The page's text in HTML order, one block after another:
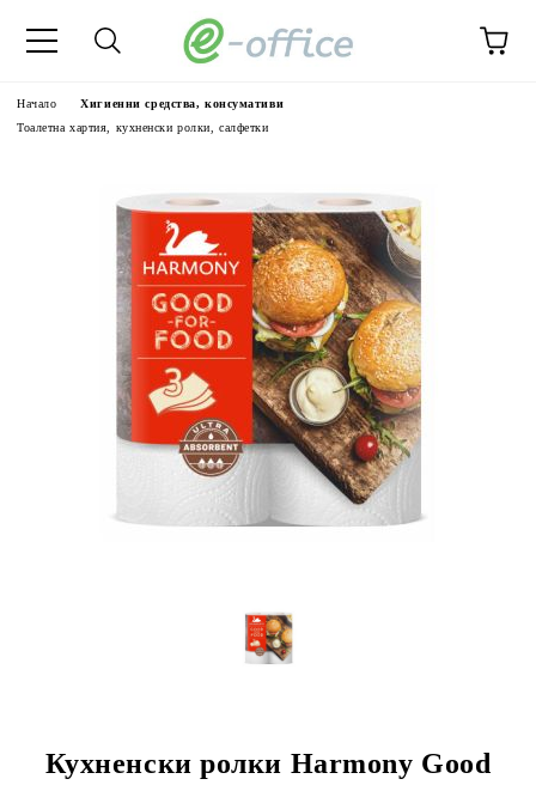
Начало
Хигиенни средства, консумативи
Тоалетна хартия, кухненски ролки, салфетки
Кухненски ролки Harmony Good